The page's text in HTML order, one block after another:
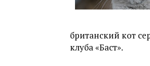
британский кот
клуба «Баст».